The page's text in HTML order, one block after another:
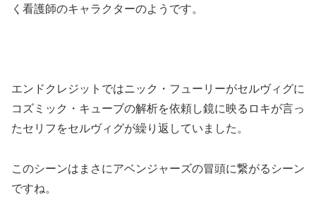
く看護師のキャラクターのようです。
エンドクレジットではニック・フューリーがセルヴィグに
コズミック・キューブの解析を依頼し鏡に映るロキが言っ
たセリフをセルヴィグが繰り返していました。
このシーンはまさにアベンジャーズの冒頭に繋がるシーン
ですね。